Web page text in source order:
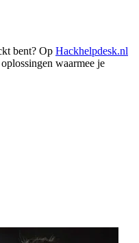
bent? Op Hackhelpdesk.nl
waarmee je